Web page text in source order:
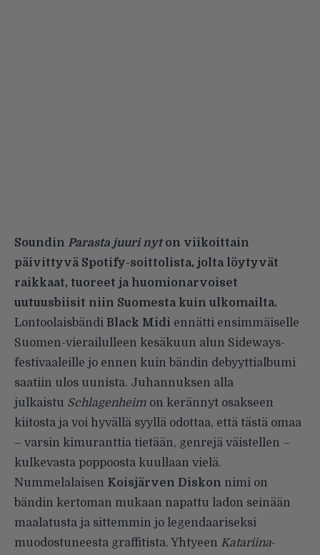
Soundin Parasta juuri nyton viikoittain
päivittyvä Spotify-soittolista, jolta löytyvät
raikkaat, tuoreet ja huomionarvoiset
uutuusbiisit niin Suomesta kuin ulkomailta.
Lontoolaisbändi Black Midi ennätti ensimmäiselle
Suomen-vierailulleen kesäkuun alun Sideways-
festivaaleille jo ennen kuin bändin debyyttialbumi
saatiin ulos uunista. Juhannuksen alla
julkaistu Schlagenheim on kerännyt osakseen
kiitosta ja voi hyvällä syyllä odottaa, että tästä omaa
– varsin kimuranttia tietään, genrejä väistellen –
kulkevasta poppoosta kuullaan vielä.
Nummelalaisen Koisjärven Diskon nimi on
bändin kertoman mukaan napattu ladon seinään
maalatusta ja sittemmin jo legendaariseksi
muodostuneesta graffitista. Yhtyeen Katariina-